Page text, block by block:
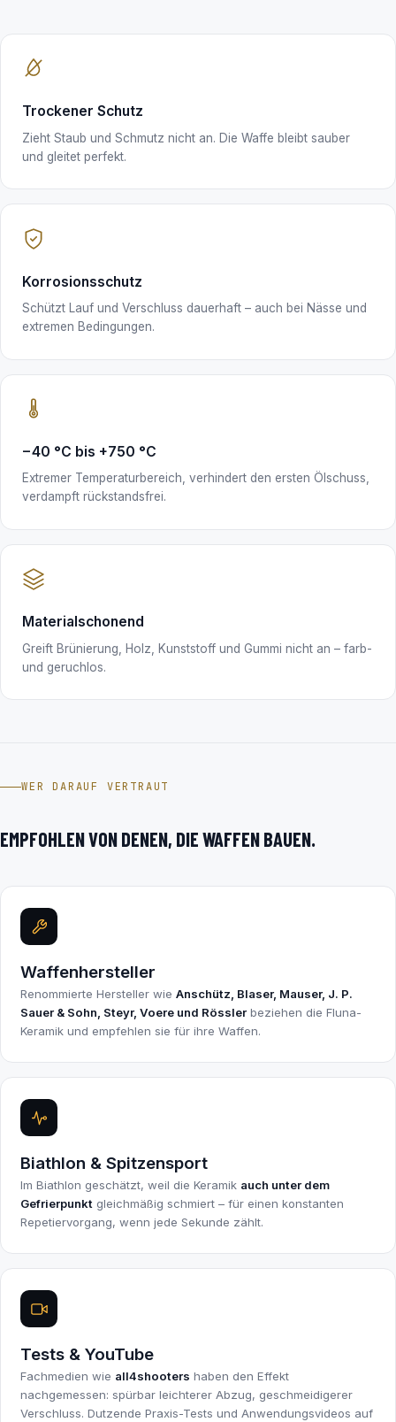
Trockener Schutz
Zieht Staub und Schmutz nicht an. Die Waffe bleibt sauber
und gleitet perfekt.
Korrosionsschutz
Schützt Lauf und Verschluss dauerhaft – auch bei Nässe und
extremen Bedingungen.
−40 °C bis +750 °C
Extremer Temperaturbereich, verhindert den ersten Ölschuss,
verdampft rückstandsfrei.
Materialschonend
Greift Brünierung, Holz, Kunststoff und Gummi nicht an – farb-
und geruchlos.
WER DARAUF VERTRAUT
EMPFOHLEN VON DENEN, DIE WAFFEN BAUEN.
Waffenhersteller
Renommierte Hersteller wieAnschütz, Blaser, Mauser, J. P.
Sauer & Sohn, Steyr, Voere und Rössler beziehen die Fluna-
Keramik und empfehlen sie für ihre Waffen.
Biathlon & Spitzensport
Im Biathlon geschätzt, weil die Keramik auch unter dem
Gefrierpunkt gleichmäßig schmiert – für einen konstanten
Repetiervorgang, wenn jede Sekunde zählt.
Tests & YouTube
Fachmedien wie all4shooters haben den Effekt
nachgemessen: spürbar leichterer Abzug, geschmeidigerer
Verschluss. Dutzende Praxis-Tests und Anwendungsvideos auf